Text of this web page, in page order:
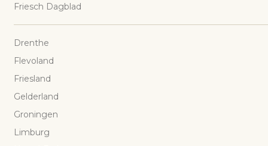
Friesch Dagblad
Drenthe
Flevoland
Friesland
Gelderland
Groningen
Limburg